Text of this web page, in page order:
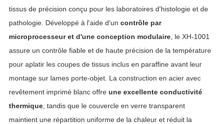
tissus de précision conçu pour les laboratoires d'histologie et de
pathologie. Développé à l'aide d'un contrôle par
microprocesseur et d'une conception modulaire, le XH-1001
assure un contrôle fiable et de haute précision de la température
pour aplatir les coupes de tissus inclus en paraffine avant leur
montage sur lames porte-objet. La construction en acier avec
revêtement imprimé blanc offre une excellente conductivité
thermique, tandis que le couvercle en verre transparent
maintient une répartition uniforme de la chaleur et réduit la